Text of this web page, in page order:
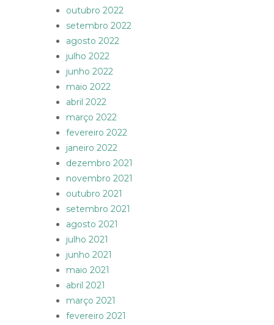
outubro 2022
setembro 2022
agosto 2022
julho 2022
junho 2022
maio 2022
abril 2022
março 2022
fevereiro 2022
janeiro 2022
dezembro 2021
novembro 2021
outubro 2021
setembro 2021
agosto 2021
julho 2021
junho 2021
maio 2021
abril 2021
março 2021
fevereiro 2021